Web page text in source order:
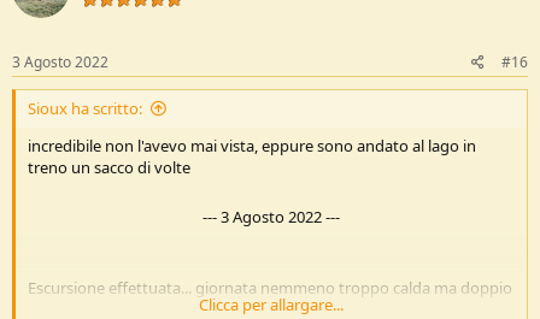
3 Agosto 2022 #16
Sioux ha scritto:
incredibile non l'avevo mai vista, eppure sono andato al lago in
treno un sacco di volte
---3 Agosto 2022---
Escursione effettuata... giornata nemmeno troppo calda ma doppio
Clicca per allargare...